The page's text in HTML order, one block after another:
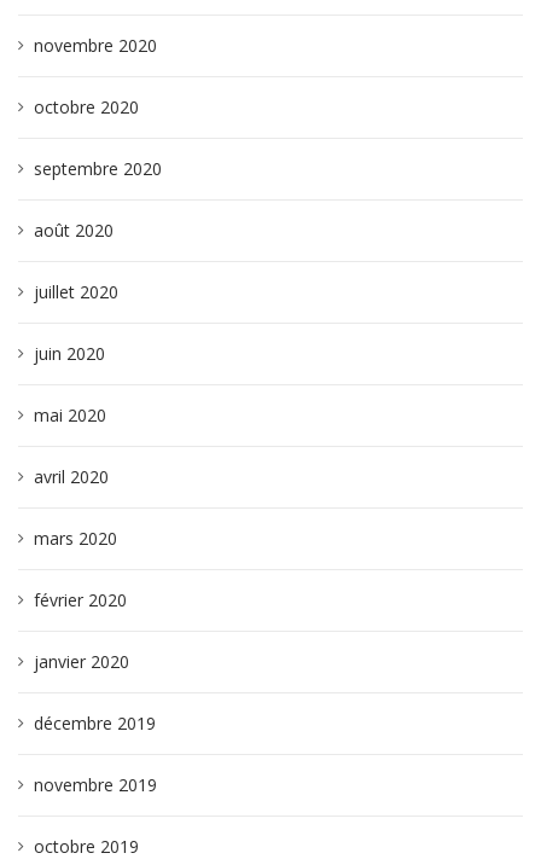
novembre 2020
octobre 2020
septembre 2020
août 2020
juillet 2020
juin 2020
mai 2020
avril 2020
mars 2020
février 2020
janvier 2020
décembre 2019
novembre 2019
octobre 2019